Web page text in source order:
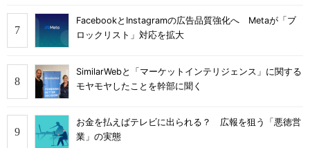
FacebookとInstagramの広告品質強化へ Metaが「ブ
ロックリスト」対応を拡大
SimilarWebと「マーケットインテリジェンス」に関する
モヤモヤしたことを幹部に聞く
お金を払えばテレビに出られる？ 広報を狙う「悪徳営
業」の実態